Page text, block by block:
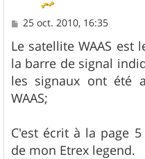
M
s
s
a
g
e
25 oct. 2010, 16:35
Le satellite WAAS est
la barre de signal
les signaux ont été
WAAS;
C'est écrit à la page
de mon Etrex legend.